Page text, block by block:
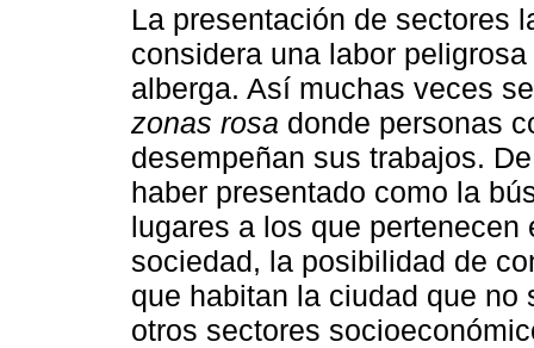
La presentación de sectores
considera una labor
alberga. Así muchas veces
zonas rosa donde personas
desempeñan sus trabajos.
haber presentado como la
lugares a los que
sociedad, la posibilidad de
que habitan la ciudad que
otros sectores